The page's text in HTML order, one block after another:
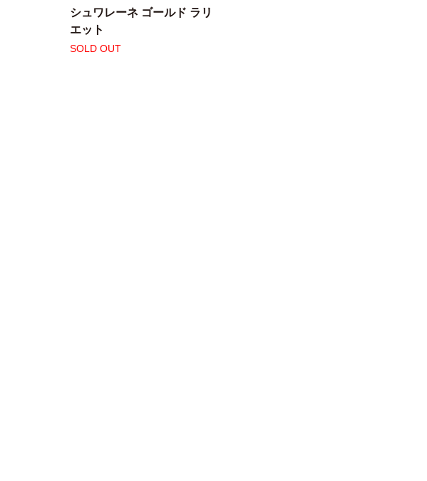
シュワレーネ ゴールド ラリ
エット
SOLD OUT